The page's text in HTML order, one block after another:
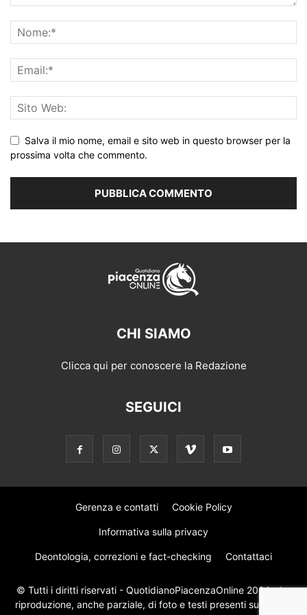
Salva il mio nome, email e sito web in questo browser per la
prossima volta che commento.
CHI SIAMO
Clicca qui per conoscere la Redazione
SEGUICI
Gerenza e contatti Cookie Policy
Informativa sulla privacy
Deontologia, correzioni e fact-checking Contattaci
© Tutti i diritti riservati - QuotidianoPiacenzaOnline 2024 - La
riproduzione, anche parziale, di foto e testi presenti su questo